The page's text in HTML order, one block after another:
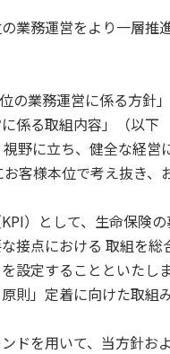
業務運営をより一層
の業務運営に係る方針
係る取組内容」（以下
野に立ち、健全な経
客様本位で考え抜き
）として、生命保険
接点における 取組を
設定することといた
則」定着に向けた取組
ドを用いて、当方針